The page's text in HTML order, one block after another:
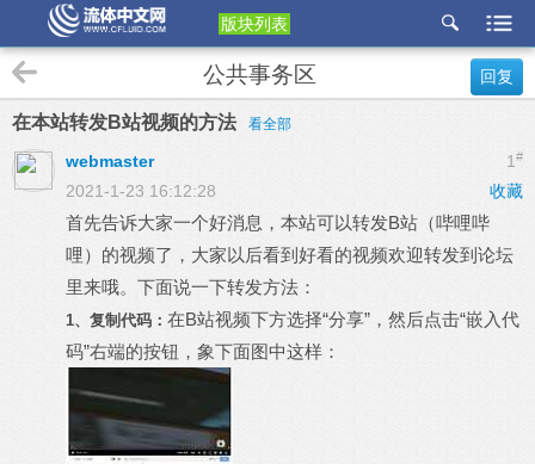
版块列表
etu
p
回复
公共事务区
在本站转发B站视频的方法 看全部
1 #
webmaster
收藏
2021-1-23 16:12:28
首先告诉大家一个好消息，本站可以转发B站（哔哩哔
哩）的视频了，大家以后看到好看的视频欢迎转发到论坛
里来哦。下面说一下转发方法：
1、复制代码： 在B站视频下方选择“分享”，然后点击“嵌入代
码”右端的按钮，象下面图中这样：